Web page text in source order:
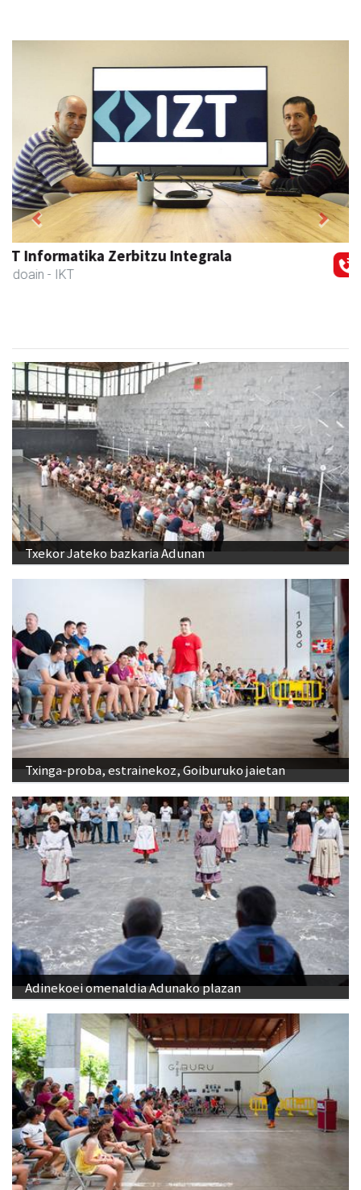
Amabi haur eta gazte jantziak
Andoain - Arropa-dendak
Previous Next
Txekor Jateko bazkaria Adunan
Txinga-proba, estrainekoz, Goiburuko jaietan
Adinekoei omenaldia Adunako plazan